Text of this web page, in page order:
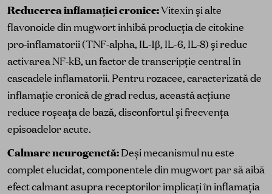
Reducerea inflamației cronice:Vitexin și alte
flavonoide din mugwort inhibă producția de citokine
pro-inflamatorii (TNF-alpha, IL-1β, IL-6, IL-8) și reduc
activarea NF-kB, un factor de transcripție central în
cascadele inflamatorii. Pentru rozacee, caracterizată de
inflamație cronică de grad redus, această acțiune
reduce roșeața de bază, disconfortul și frecvența
episoadelor acute.
Calmare neurogenetă:Deși mecanismul nu este
complet elucidat, componentele din mugwort par să aibă
efect calmant asupra receptorilor implicați în inflamația